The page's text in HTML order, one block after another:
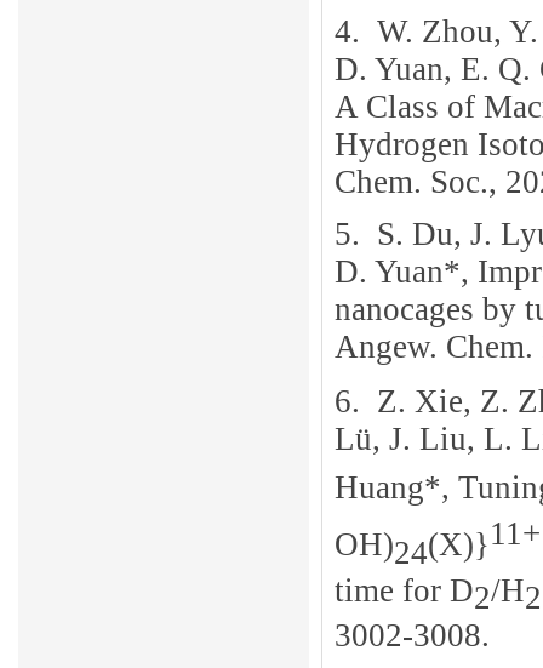
4. W. Zhou,
D. Yuan, E.
A Class of
Hydrogen
Chem. Soc.,
5. S. Du, J.
D. Yuan*,
nanocages
Angew.
6. Z. Xie, Z.
Lü, J. Liu, L.
Huang*,
OH)24(X)}11+
time for D2/H2
3002-3008.